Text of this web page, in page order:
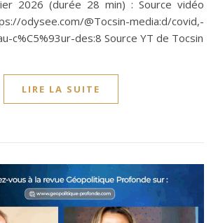
2026 (durée 28 min) : Source vidéo
odysee.com/@Tocsin-media:d/covid,-
c%C5%93ur-des:8 Source YT de Tocsin
LIRE LA SUITE